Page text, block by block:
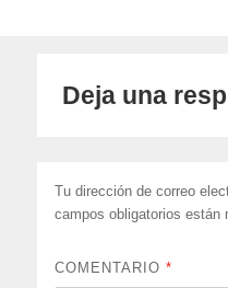
Deja una
Tu dirección de correo
campos obligatorios
COMENTARIO*